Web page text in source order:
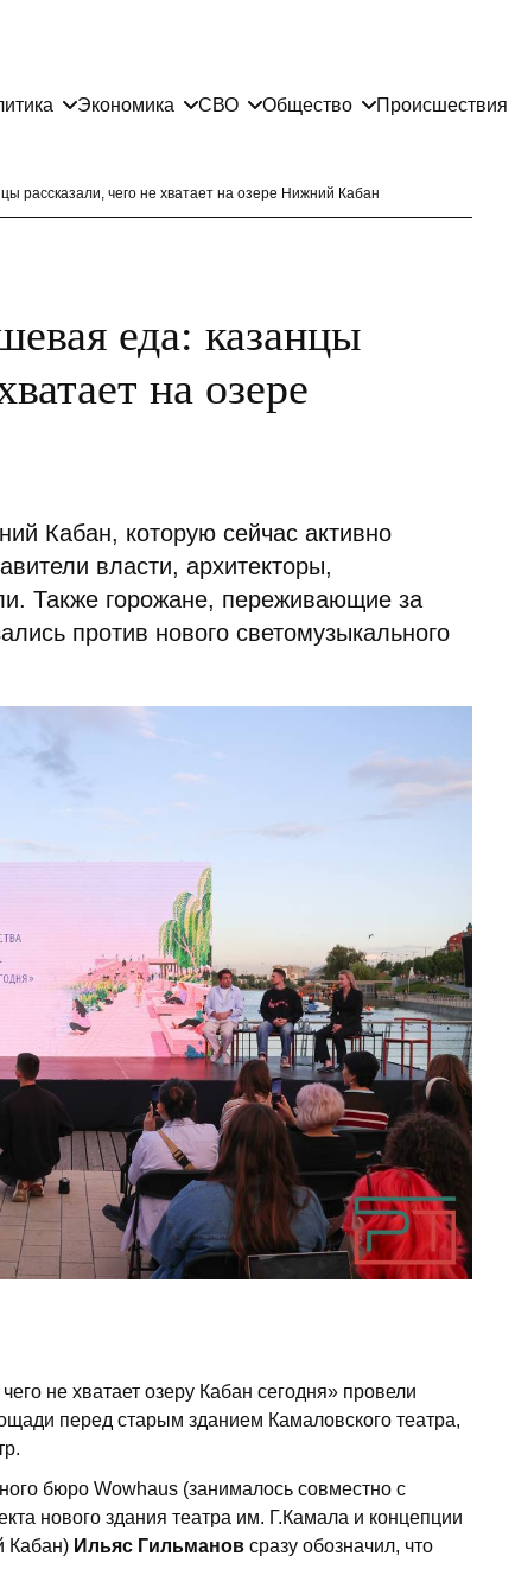
Экономика СВО Общество Происшествия
рассказали, чего не хватает на озере Нижний Кабан
еда: казанцы
на озере
Кабан, которую сейчас активно
власти, архитекторы,
Также горожане, переживающие за
против нового светомузыкального
не хватает озеру Кабан сегодня» провели
перед старым зданием Камаловского театра,
бюро Wowhaus (занималось совместно с
нового здания театра им. Г.Камала и концепции
Кабан) Ильяс Гильманов сразу обозначил, что